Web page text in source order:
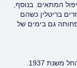
המתאים. בנוסף,
בריטלין כשהם
גם בימים של